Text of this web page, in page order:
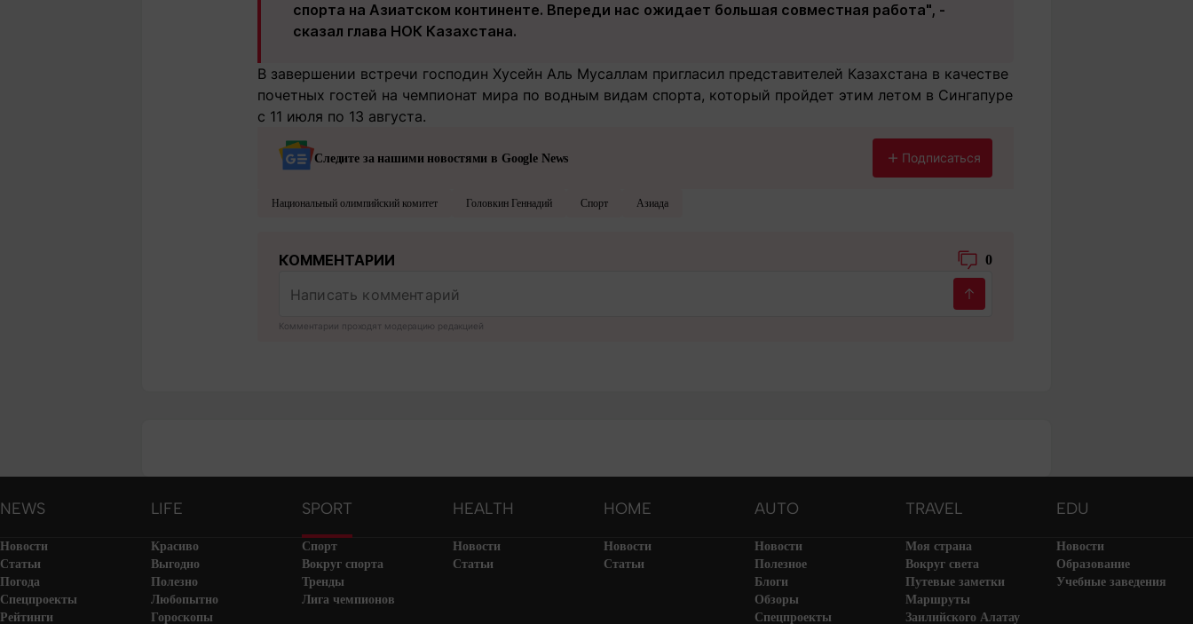
спорта на Азиатском континенте. Впереди нас ожидает большая совместная работа", -
сказал глава НОК Казахстана.
В завершении встречи господин Хусейн Аль Мусаллам пригласил представителей Казахстана в качестве
почетных гостей на чемпионат мира по водным видам спорта, который пройдет этим летом в Сингапуре
с 11 июля по 13 августа.
Следите за нашими новостями в Google News Подписаться
Национальный олимпийский комитет Головкин Геннадий Спорт Азиада
КОММЕНТАРИИ 0
Комментарии проходят модерацию редакцией
NEWS LIFE SPORT HEALTH HOME AUTO TRAVEL EDU
Новости
Статьи
Погода
Спецпроекты
Рейтинги
Красиво
Выгодно
Полезно
Любопытно
Гороскопы
Спорт
Вокруг спорта
Тренды
Лига чемпионов
Новости
Статьи
Новости
Статьи
Новости
Полезное
Блоги
Обзоры
Спецпроекты
Моя страна
Вокруг света
Путевые заметки
Маршруты
Заилийского Алатау
Новости
Образование
Учебные заведения